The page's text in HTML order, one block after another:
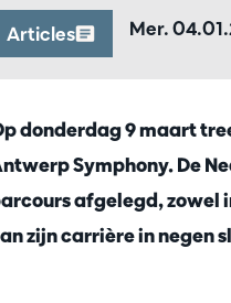
Articles Mer.
donderdag 9 maart
Symphony. De
afgelegd, zowel
zijn carrière in negen